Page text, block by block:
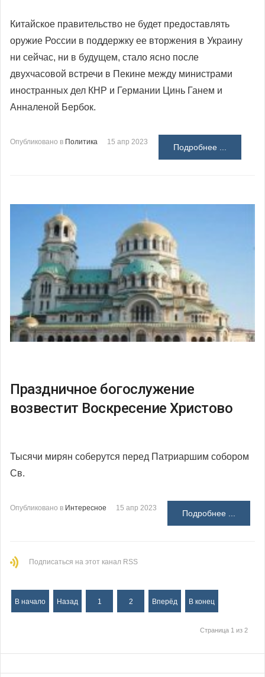
Китайское правительство не будет предоставлять
оружие России в поддержку ее вторжения в Украину
ни сейчас, ни в будущем, стало ясно после
двухчасовой встречи в Пекине между министрами
иностранных дел КНР и Германии Цинь Ганем и
Анналеной Бербок.
Опубликовано в Политика 15 апр 2023
Подробнее ...
Праздничное богослужение
возвестит Воскресение Христово
Тысячи мирян соберутся перед Патриаршим собором
Св.
Опубликовано в Интересное 15 апр 2023
Подробнее ...
Подписаться на этот канал RSS
В начало Назад 1 2 Вперёд В конец
Страница 1 из 2